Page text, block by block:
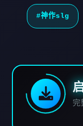
#神作slg
完